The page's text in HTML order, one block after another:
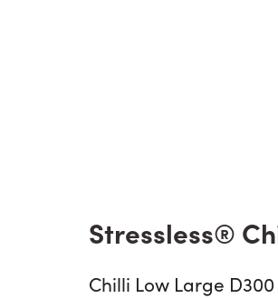
Stressless®
Chilli Low Large D300